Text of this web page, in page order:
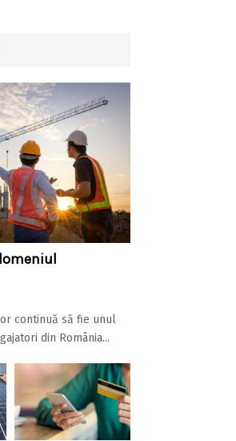
continuă să fie unul
din România...